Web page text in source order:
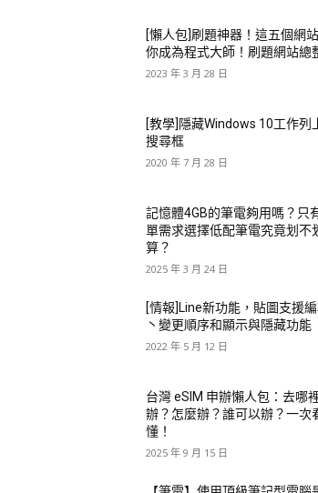
[懶人包]刷題神器！這五個網
你成為程式大師！刷題網站總
2023 年 3 月 28 日
[教學]隱藏Windows 10工作列
搜尋框
2020 年 7 月 28 日
記憶體4GB的筆電夠用嗎？只
單需求選擇低配筆電究竟划不
算？
2025 年 3 月 24 日
[情報]Line新功能，貼圖支援
丶變更順序和顯示與隱藏功能
2022 年 5 月 12 日
台灣 eSIM 申辦懶人包：去哪
辦？怎麼辦？誰可以辦？一次
懂！
2025 年 9 月 15 日